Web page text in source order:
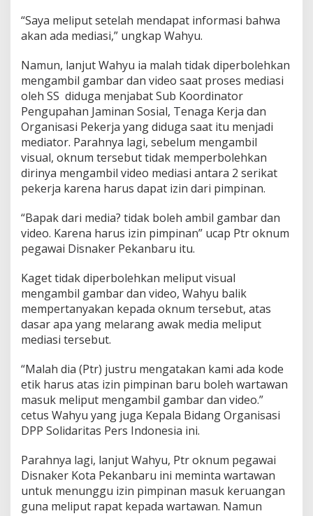
s
n
a
e
r
K
o
t
a
P
e
k
n
a
r
u
“Saya meliput setelah mendapat informasi bahwa
akan ada mediasi,” ungkap Wahyu.
Namun, lanjut Wahyu ia malah tidak diperbolehkan
mengambil gambar dan video saat proses mediasi
oleh SS diduga menjabat Sub Koordinator
Pengupahan Jaminan Sosial, Tenaga Kerja dan
Organisasi Pekerja yang diduga saat itu menjadi
mediator. Parahnya lagi, sebelum mengambil
visual, oknum tersebut tidak memperbolehkan
dirinya mengambil video mediasi antara 2 serikat
pekerja karena harus dapat izin dari pimpinan.
“Bapak dari media? tidak boleh ambil gambar dan
video. Karena harus izin pimpinan” ucap Ptr oknum
pegawai Disnaker Pekanbaru itu.
Kaget tidak diperbolehkan meliput visual
mengambil gambar dan video, Wahyu balik
mempertanyakan kepada oknum tersebut, atas
dasar apa yang melarang awak media meliput
mediasi tersebut.
“Malah dia (Ptr) justru mengatakan kami ada kode
etik harus atas izin pimpinan baru boleh wartawan
masuk meliput mengambil gambar dan video.”
cetus Wahyu yang juga Kepala Bidang Organisasi
DPP Solidaritas Pers Indonesia ini.
Parahnya lagi, lanjut Wahyu, Ptr oknum pegawai
Disnaker Kota Pekanbaru ini meminta wartawan
untuk menunggu izin pimpinan masuk keruangan
guna meliput rapat kepada wartawan. Namun